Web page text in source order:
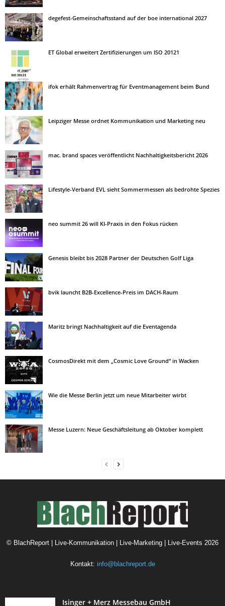
degefest-Gemeinschaftsstand auf der boe international 2027
ET Global erweitert Zertifizierungen um ISO 20121
ifok erhält Rahmenvertrag für Eventmanagement beim Bund
Leipziger Messe ordnet Kommunikation und Marketing neu
mac. brand spaces veröffentlicht Nachhaltigkeitsbericht 2026
Lifestyle-Verband EVL sieht Sommermessen als bedrohte Spezies
neo summit 26 will KI-Praxis in den Fokus rücken
Genesis bleibt bis 2028 Partner der Deutschen Golf Liga
bvik launcht B2B-Excellence-Preis im DACH-Raum
Maritz bringt Nachhaltigkeit auf die Eventagenda
CosmosDirekt mit dem „Cosmic Love Ground“ in Wacken
Wie die Messe Berlin jetzt um neue Mitarbeiter wirbt
Messe Luzern: Neue Geschäftsleitung ab Oktober komplett
© BlachReport | Live-Kommunikation | Live-Marketing | Live-Events 2026
Kontakt: info@blachreport.de
Isinger + Merz Messebau GmbH